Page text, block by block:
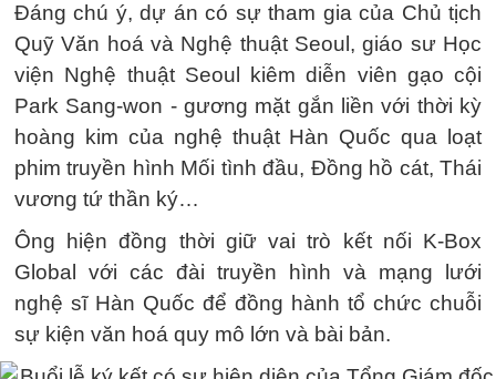
Đáng chú ý, dự án có sự tham gia của Chủ tịch
Quỹ Văn hoá và Nghệ thuật Seoul, giáo sư Học
viện Nghệ thuật Seoul kiêm diễn viên gạo cội
Park Sang-won - gương mặt gắn liền với thời kỳ
hoàng kim của nghệ thuật Hàn Quốc qua loạt
phim truyền hình Mối tình đầu, Đồng hồ cát, Thái
vương tứ thần ký…
Ông hiện đồng thời giữ vai trò kết nối K-Box
Global với các đài truyền hình và mạng lưới
nghệ sĩ Hàn Quốc để đồng hành tổ chức chuỗi
sự kiện văn hoá quy mô lớn và bài bản.